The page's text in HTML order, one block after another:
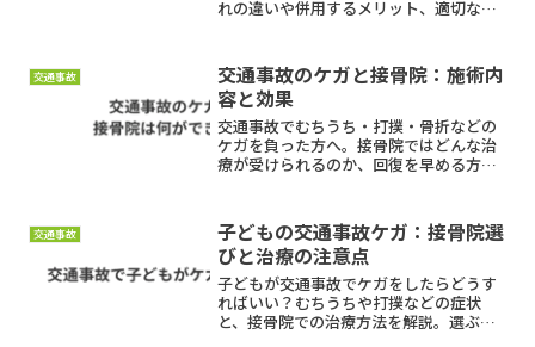
れの違いや併用するメリット、適切な通
う。
交通事故
交通事故のケガと接骨院：施術内
容と効果
交通事故でむちうち・打撲・骨折などの
ケガを負った方へ。接骨院ではどんな治
療が受けられるのか、回復を早める方法
ます。
交通事故
子どもの交通事故ケガ：接骨院選
びと治療の注意点
子どもが交通事故でケガをしたらどうす
ればいい？むちうちや打撲などの症状
と、接骨院での治療方法を解説。選ぶべ